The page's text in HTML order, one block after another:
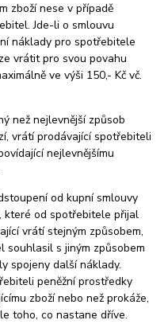
nese v případě
Jde-li o smlouvu
náklady pro spotřebitele
vrátit pro svou povahu
ve výši 150,- Kč vč.
nejlevnější způsob
vrátí prodávající spotřebiteli
nejlevnějšímu
od kupní smlouvy
které od spotřebitele přijal
vrátí stejným způsobem,
souhlasil s jiným způsobem
spojeny další náklady.
peněžní prostředky
zboží nebo než prokáže,
toho, co nastane dříve.